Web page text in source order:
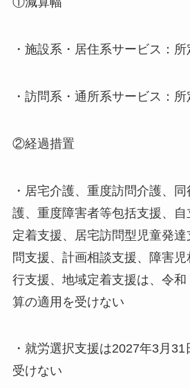
・施設系・居住系サービス：
・訪問系・通所系サービス：
②経過措置
・居宅介護、重度訪問介護、
護、重度障害者等包括支援、
定着支援、居宅訪問型児童発
問支援、計画相談支援、障害
行支援、地域定着支援は、令
算の適用を受けない
・就労選択支援は2027年3月
受けない